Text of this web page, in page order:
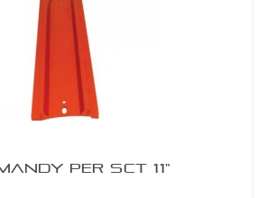
PER SCT 11"